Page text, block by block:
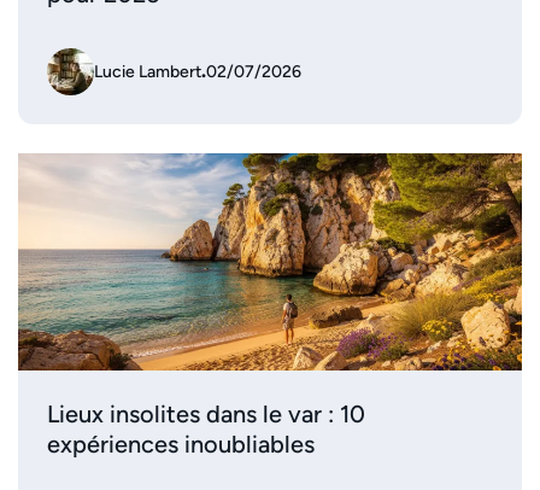
Lucie Lambert.02/07/2026
Lieux insolites dans le var : 10
expériences inoubliables